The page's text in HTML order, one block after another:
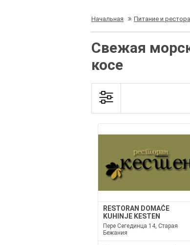
Начальная Питание и
Свежая
косе
RESTORAN DOMAĆE
KUHINJE KESTEN
Пере Сегединца 14, Старая
Бежания